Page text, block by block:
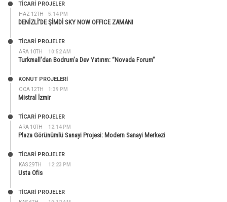
HAZ 12TH 5:14 PM
TİCARİ PROJELER
DENİZLİ’DE ŞİMDİ SKY NOW OFFICE ZAMANI
ARA 10TH 10:52 AM
TİCARİ PROJELER
Turkmall’dan Bodrum’a Dev Yatırım: “Novada Forum”
OCA 12TH 1:39 PM
KONUT PROJELERI
Mistral İzmir
ARA 10TH 12:14 PM
TİCARİ PROJELER
Plaza Görünümlü Sanayi Projesi: Modern Sanayi Merkezi
KAS 29TH 12:23 PM
TİCARİ PROJELER
Usta Ofis
TİCARİ PROJELER